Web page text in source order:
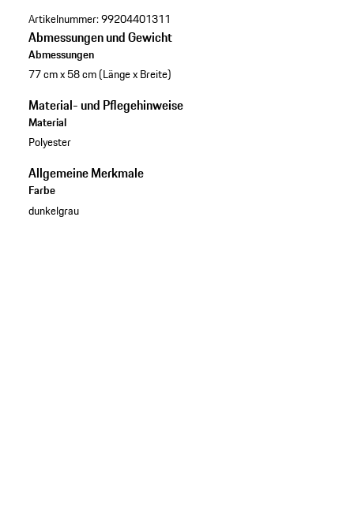
Artikelnummer:99204401311
Abmessungen und Gewicht
Abmessungen
77 cm x 58 cm (Länge x Breite)
Material- und Pflegehinweise
Material
Polyester
Allgemeine Merkmale
Farbe
dunkelgrau